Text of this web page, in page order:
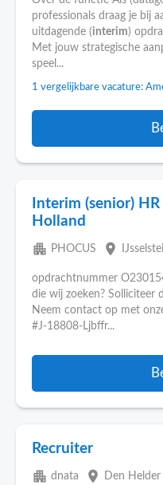
professionals draag je bij
uitdagende (interim)
Met jouw strategische
speel...
1 vergelijkbare vacature:
Interim (senior)
Holland
apartment PHOCUS place
opdrachtnummer
die wij zoeken? Solliciteer
Neem contact op met
#J-18808-Ljbffr...
Recruiter
apartment dnata place Den Helder